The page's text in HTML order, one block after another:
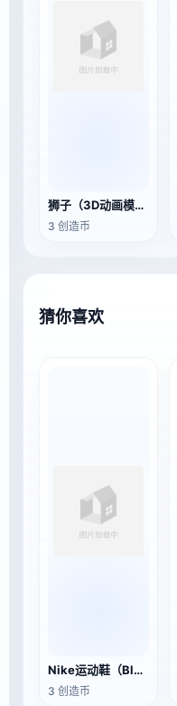
狮子（3D动画模型）
3 创造币
猜你喜欢
Nike运动鞋（Blazer Mid '77 Jumbo）
3 创造币